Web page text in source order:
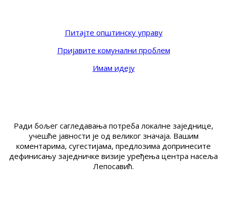
Питајте општинску управу
Пријавите комунални проблем
Имам идеју
Ради бољег сагледавања потреба локалне заједнице,
учешће јавности је од великог значаја. Вашим
коментарима, сугестијама, предлозима допринесите
дефинисању заједничке визије уређења центра насеља
Лепосавић.